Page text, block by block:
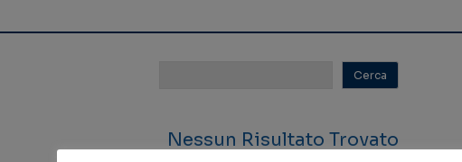
Nessun Risultato Trovato